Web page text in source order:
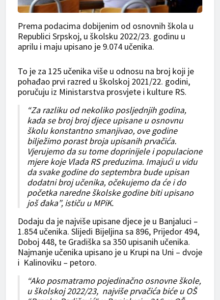
Prema podacima dobijenim od osnovnih škola u
Republici Srpskoj, u školsku 2022/23. godinu u
aprilu i maju upisano je 9.074 učenika.
To je za 125 učenika više u odnosu na broj koji je
pohađao prvi razred u školskoj 2021/22. godini,
poručuju iz Ministarstva prosvjete i kulture RS.
“Za razliku od nekoliko posljednjih godina,
kada se broj broj djece upisane u osnovnu
školu konstantno smanjivao, ove godine
bilježimo porast broja upisanih prvačića.
Vjerujemo da su tome doprinijele i populacione
mjere koje Vlada RS preduzima. Imajući u vidu
da svake godine do septembra bude upisan
dodatni broj učenika, očekujemo da će i do
početka naredne školske godine biti upisano
još đaka”, ističu u MPiK.
Dodaju da je najviše upisane djece je u Banjaluci –
1.854 učenika. Slijedi Bijeljina sa 896, Prijedor 494,
Doboj 448, te Gradiška sa 350 upisanih učenika.
Najmanje učenika upisano je u Krupi na Uni – dvoje
i Kalinoviku – petoro.
“Ako posmatramo pojedinačno osnovne škole,
u školskoj 2022/23, najviše prvačića biće u OŠ